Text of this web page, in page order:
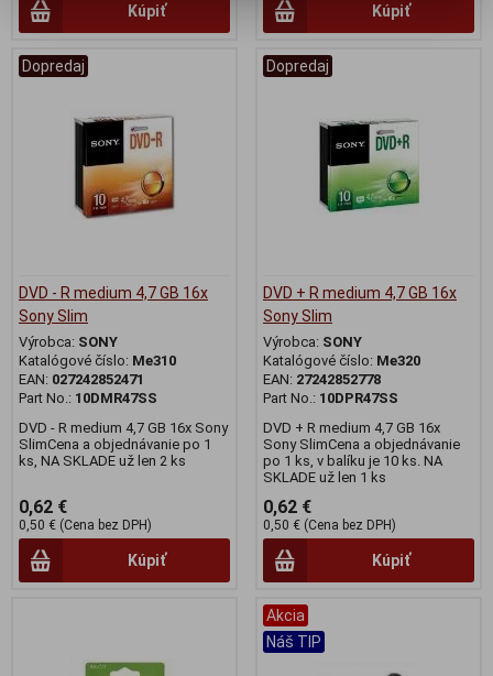
Kúpiť Kúpiť
Dopredaj
DVD - R medium 4,7 GB 16x
Sony Slim
Výrobca: SONY
Katalógové číslo: Me310
EAN: 027242852471
Part No.: 10DMR47SS
DVD - R medium 4,7 GB 16x Sony
SlimCena a objednávanie po 1
ks, NA SKLADE už len 2 ks
0,62 €
0,50 € (Cena bez DPH)
Kúpiť
Dopredaj
DVD + R medium 4,7 GB 16x
Sony Slim
Výrobca: SONY
Katalógové číslo: Me320
EAN: 27242852778
Part No.: 10DPR47SS
DVD + R medium 4,7 GB 16x
Sony SlimCena a objednávanie
po 1 ks, v balíku je 10 ks. NA
SKLADE už len 1 ks
0,62 €
0,50 € (Cena bez DPH)
Kúpiť
Akcia
Náš TIP